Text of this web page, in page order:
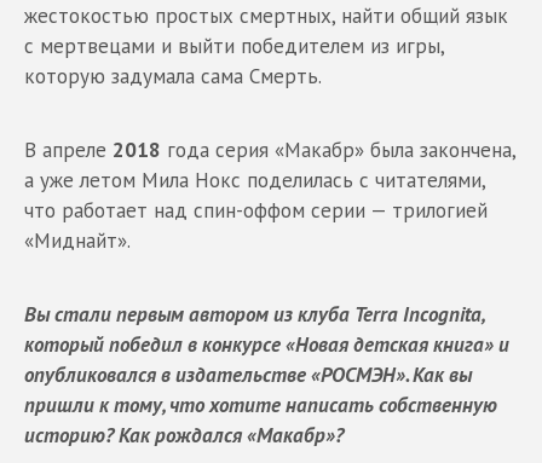
жестокостью простых смертных, найти общий язык
с мертвецами и выйти победителем из игры,
которую задумала сама Смерть.
В апреле 2018 года серия «Макабр» была закончена,
а уже летом Мила Нокс поделилась с читателями,
что работает над спин-оффом серии — трилогией
«Миднайт».
Вы стали первым автором из клуба Terra Incognita,
который победил в конкурсе «Новая детская книга» и
опубликовался в издательстве «РОСМЭН». Как вы
пришли к тому, что хотите написать собственную
историю? Как рождался «Макабр»?